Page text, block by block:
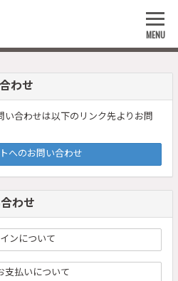
MENU
わせ
い合わせは以下のリンク先よりお問
へのお問い合わせ
わせ
ンについて
支払いについて